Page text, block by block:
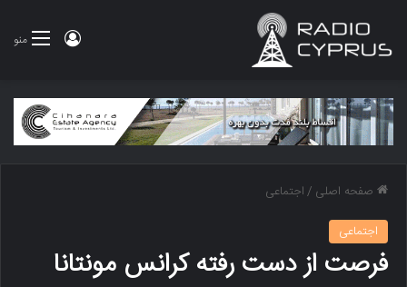
منو ورود
صفحه اصلی /اجتماعی
اجتماعی
فرصت از دست رفته کرانس مونتانا